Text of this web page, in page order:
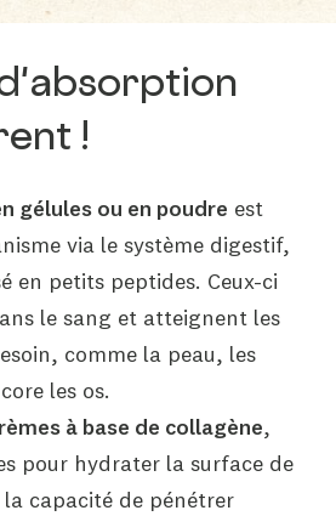
!
gélules ou en poudre est
via le système digestif,
en petits peptides. Ceux-ci
le sang et atteignent les
comme la peau, les
les os.
à base de collagène,
pour hydrater la surface de
capacité de pénétrer